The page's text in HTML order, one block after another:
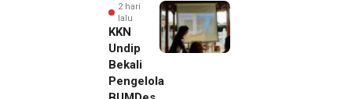
2 hari
lalu
KKN
Undip
Bekali
Pengelola